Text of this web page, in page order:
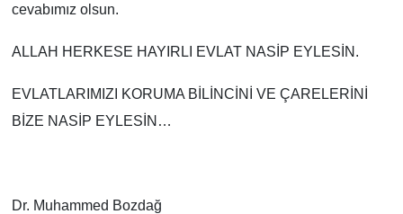
cevabımız olsun.
ALLAH HERKESE HAYIRLI EVLAT NASİP EYLESİN.
EVLATLARIMIZI KORUMA BİLİNCİNİ VE ÇARELERİNİ
BİZE NASİP EYLESİN…
Dr. Muhammed Bozdağ